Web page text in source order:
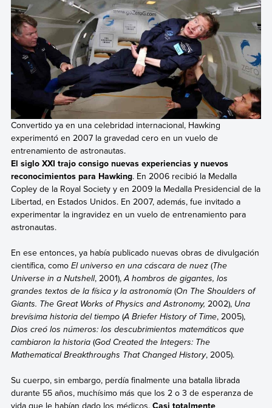
Convertido ya en una celebridad internacional, Hawking
experimentó en 2007 la gravedad cero en un vuelo de
entrenamiento de astronautas.
El siglo XXI trajo consigo nuevas experiencias y nuevos
reconocimientos para Hawking. En 2006 recibió la Medalla
Copley de la Royal Society y en 2009 la Medalla Presidencial de la
Libertad, en Estados Unidos. En 2007, además, fue invitado a
experimentar la ingravidez en un vuelo de entrenamiento para
astronautas.
En ese entonces, ya había publicado nuevas obras de divulgación
científica, como El universo en una cáscara de nuez(The
Universe in a Nutshell, 2001),A hombros de gigantes, los
grandes textos de la física y la astronomía(On The Shoulders of
Giants. The Great Works of Physics and Astronomy, 2002), Una
brevísima historia del tiempo(A Briefer History of Time, 2005),
Dios creó los números: los descubrimientos matemáticos que
cambiaron la historia(God Created the Integers: The
Mathematical Breakthroughs That Changed History, 2005).
Su cuerpo, sin embargo, perdía finalmente una batalla librada
durante 55 años, muchísimo más que los 2 o 3 de esperanza de